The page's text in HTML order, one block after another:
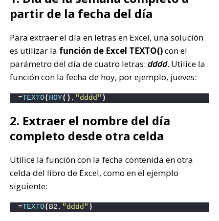
partir de la fecha del día
Para extraer el día en letras en Excel, una solución
es utilizar la función de Excel TEXTO()con el
parámetro del día de cuatro letras: dddd. Utilice la
función con la fecha de hoy, por ejemplo, jueves:
=TEXTO( HOY() , "dddd" )
2. Extraer el nombre del día
completo desde otra celda
Utilice la función con la fecha contenida en otra
celda del libro de Excel, como en el ejemplo
siguiente:
=TEXTO( B2, "dddd" )